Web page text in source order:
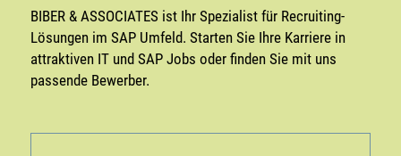
BIBER & ASSOCIATES ist Ihr Spezialist für Recruiting-
Lösungen im SAP Umfeld. Starten Sie Ihre Karriere in
attraktiven IT und SAP Jobs oder finden Sie mit uns
passende Bewerber.